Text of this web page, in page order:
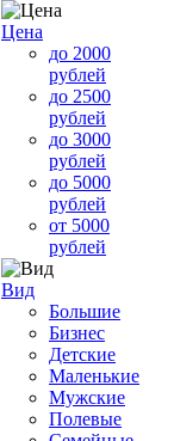
Цена
до 2000
рублей
до 2500
рублей
до 3000
рублей
до 5000
рублей
от 5000
рублей
Вид
Большие
Бизнес
Детские
Маленькие
Мужские
Полевые